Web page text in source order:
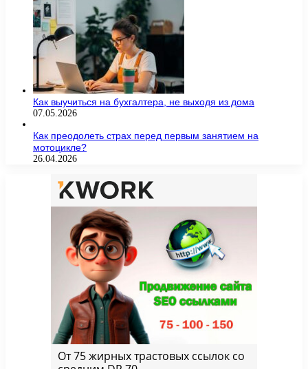
Как выучиться на бухгалтера, не выходя из дома
07.05.2026
Как преодолеть страх перед первым занятием на
мотоцикле?
26.04.2026